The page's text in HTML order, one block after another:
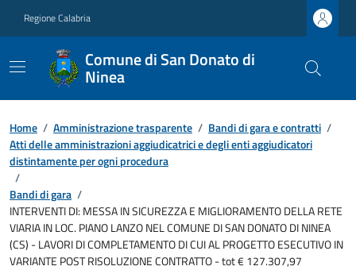
Regione Calabria
Comune di San Donato di
Ninea
Home / Amministrazione trasparente / Bandi di gara e contratti /
Atti delle amministrazioni aggiudicatrici e degli enti aggiudicatori
distintamente per ogni procedura
/
Bandi di gara /
INTERVENTI DI: MESSA IN SICUREZZA E MIGLIORAMENTO DELLA RETE
VIARIA IN LOC. PIANO LANZO NEL COMUNE DI SAN DONATO DI NINEA
(CS) - LAVORI DI COMPLETAMENTO DI CUI AL PROGETTO ESECUTIVO IN
VARIANTE POST RISOLUZIONE CONTRATTO - tot € 127.307,97